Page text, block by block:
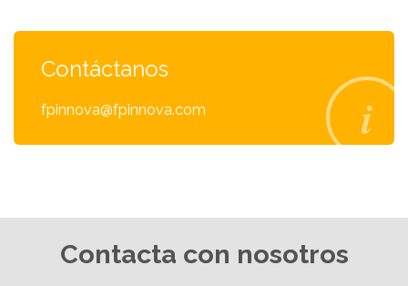
Contáctanos
fpinnova@fpinnova.com
Contacta con nosotros